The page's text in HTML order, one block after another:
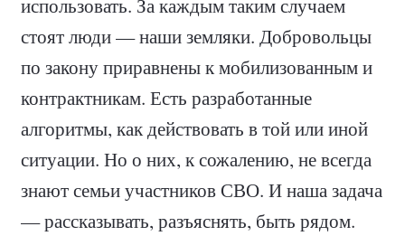
стоят люди — наши земляки. Добровольцы
по закону приравнены к мобилизованным и
контрактникам. Есть разработанные
алгоритмы, как действовать в той или иной
ситуации. Но о них, к сожалению, не всегда
знают семьи участников СВО. И наша задача
— рассказывать, разъяснять, быть рядом.